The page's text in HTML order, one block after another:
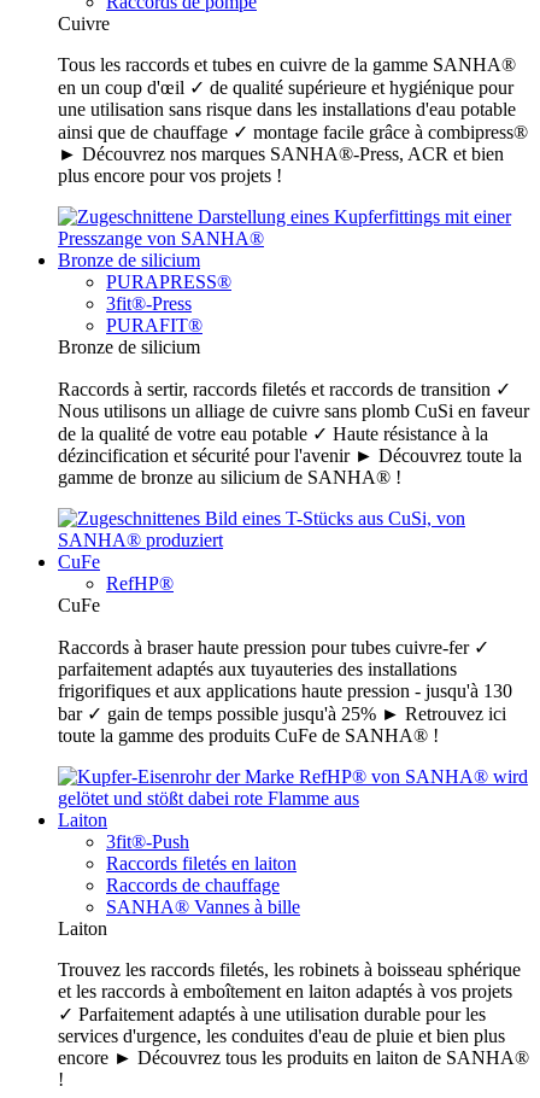
Cuivre
Tous les raccords et tubes en cuivre de la gamme SANHA®
en un coup d'œil ✓ de qualité supérieure et hygiénique pour
une utilisation sans risque dans les installations d'eau potable
ainsi que de chauffage ✓ montage facile grâce à combipress®
► Découvrez nos marques SANHA®-Press, ACR et bien
plus encore pour vos projets !
Bronze de silicium
PURAPRESS®
3fit®-Press
PURAFIT®
Bronze de silicium
Raccords à sertir, raccords filetés et raccords de transition ✓
Nous utilisons un alliage de cuivre sans plomb CuSi en faveur
de la qualité de votre eau potable ✓ Haute résistance à la
dézincification et sécurité pour l'avenir ► Découvrez toute la
gamme de bronze au silicium de SANHA® !
CuFe
RefHP®
CuFe
Raccords à braser haute pression pour tubes cuivre-fer ✓
parfaitement adaptés aux tuyauteries des installations
frigorifiques et aux applications haute pression - jusqu'à 130
bar ✓ gain de temps possible jusqu'à 25% ► Retrouvez ici
toute la gamme des produits CuFe de SANHA® !
Laiton
3fit®-Push
Raccords filetés en laiton
Raccords de chauffage
SANHA® Vannes à bille
Laiton
Trouvez les raccords filetés, les robinets à boisseau sphérique
et les raccords à emboîtement en laiton adaptés à vos projets
✓ Parfaitement adaptés à une utilisation durable pour les
services d'urgence, les conduites d'eau de pluie et bien plus
encore ► Découvrez tous les produits en laiton de SANHA®
!